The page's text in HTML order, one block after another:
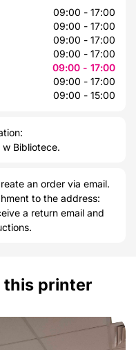
09:00 - 17:00
09:00 - 17:00
09:00 - 17:00
09:00 - 17:00
09:00 - 17:00
09:00 - 17:00
09:00 - 15:00
Bibliotece.
an order via email.
to the address:
a return email and
this printer